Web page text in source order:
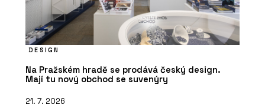
DESIGN
Na Pražském hradě se prodává český design.
Mají tu nový obchod se suvenýry
21. 7. 2026